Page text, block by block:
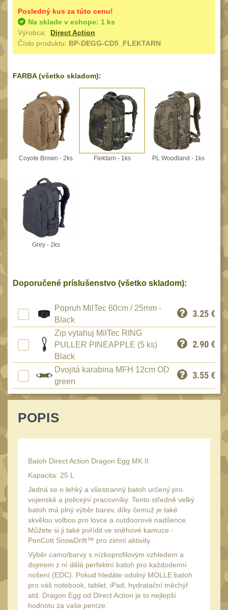
Speciální pouzdra III 12
Pouzdra na láhev42
Pouzdra na toaletní
potřeby
Pouzdra na
Pouzdra na
elektroniku67
Pouzdra a kapsy na
suchý zip
Stehenní pouzdra
Pouzdra na svítilny
Puzdrá na mapy
Cestovné púzdra
Peněženky
vycpávky10
Kroužky, šňůrky,
koncovky25
Nášivky 105
Samonavíjecí držáky1
Zámky
Nepromokavý potahy a
Adaptéry
Láhve 16
Lékárničky17
Na přežití
Ostatní 44
MONTÁŽE PRO OPTIKU
Adaptéry a risery 40
Boční montáže 11
Montáže pro optiku
Posledný kus za túto cenu!
Na sklade v eshope: 1 ks
Výrobca: Direct Action
Číslo produktu: BP-DEGG-CD5_FLEKTARN
FARBA (všetko skladom):
Coyote Brown - 2ks Flektarn - 1ks PL Woodland - 1ks
Grey - 2ks
Doporučené príslušenstvo (všetko skladom):
Popruh MilTec 60cm / 25mm -
Black
3.25 €
Zip vytahuj MilTec RING
PULLER PINEAPPLE (5 ks)
Black
2.90 €
Dvojitá karabina MFH 12cm OD
green
3.55 €
POPIS
Batoh Direct Action Dragon Egg MK II
Kapacita: 25 L
Jedná se o lehký a všestranný batoh určený pro
vojenské a policejní pracovníky. Tento středně velký
batoh má plný výběr barev, díky čemuž je také
skvělou volbou pro lovce a outdoorové nadšence.
Můžete si ji také pořídit ve sněhové kamuce -
PenCott SnowDrift™ pro zimní aktivity.
Výběr camo/barvy s nízkoprofilovým vzhledem a
dojmem z ní dělá perfektní batoh pro každodenní
nošení (EDC). Pokud hledáte odolný MOLLE batoh
pro váš notebook, tablet, iPad, hydratační měchýř
atd. Dragon Egg od Direct Action je to nejlepší
hodnotu za vaše peníze.